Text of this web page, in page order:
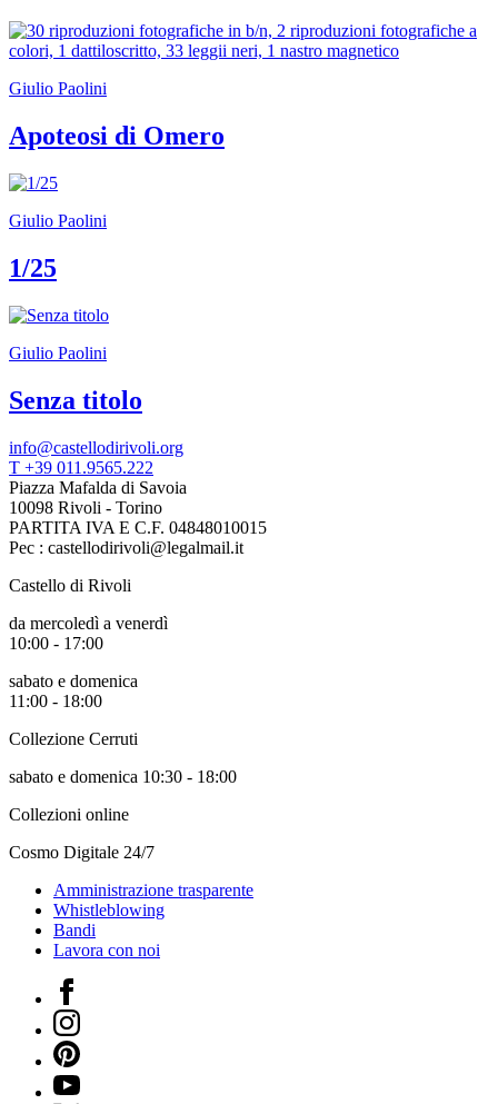
Giulio Paolini
Apoteosi di Omero
Giulio Paolini
1/25
Giulio Paolini
Senza titolo
info@castellodirivoli.org
T +39 011.9565.222
Piazza Mafalda di Savoia
10098 Rivoli - Torino
PARTITA IVA E C.F. 04848010015
Pec : castellodirivoli@legalmail.it
Castello di Rivoli
da mercoledì a venerdì
10:00 - 17:00
sabato e domenica
11:00 - 18:00
Collezione Cerruti
sabato e domenica 10:30 - 18:00
Collezioni online
Cosmo Digitale 24/7
Amministrazione trasparente
Whistleblowing
Bandi
Lavora con noi
Facebook
Instagram
Pinterest
YouTube